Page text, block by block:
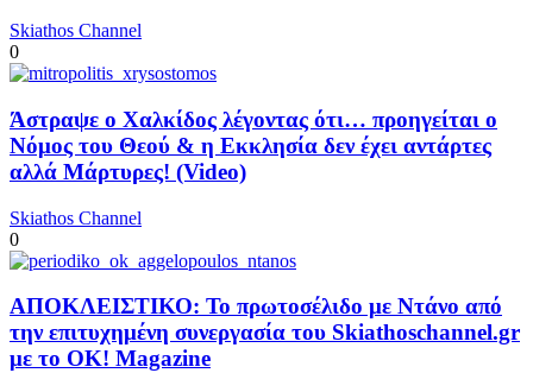
Skiathos Channel
0
Άστραψε ο Χαλκίδος λέγοντας ότι… προηγείται ο
Νόμος του Θεού & η Εκκλησία δεν έχει αντάρτες
αλλά Μάρτυρες! (Video)
Skiathos Channel
0
ΑΠΟΚΛΕΙΣΤΙΚΟ: Το πρωτοσέλιδο με Ντάνο από
την επιτυχημένη συνεργασία του Skiathoschannel.gr
με το OK! Magazine